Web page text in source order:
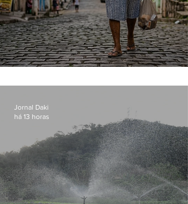
Jornal Daki
há 13 horas